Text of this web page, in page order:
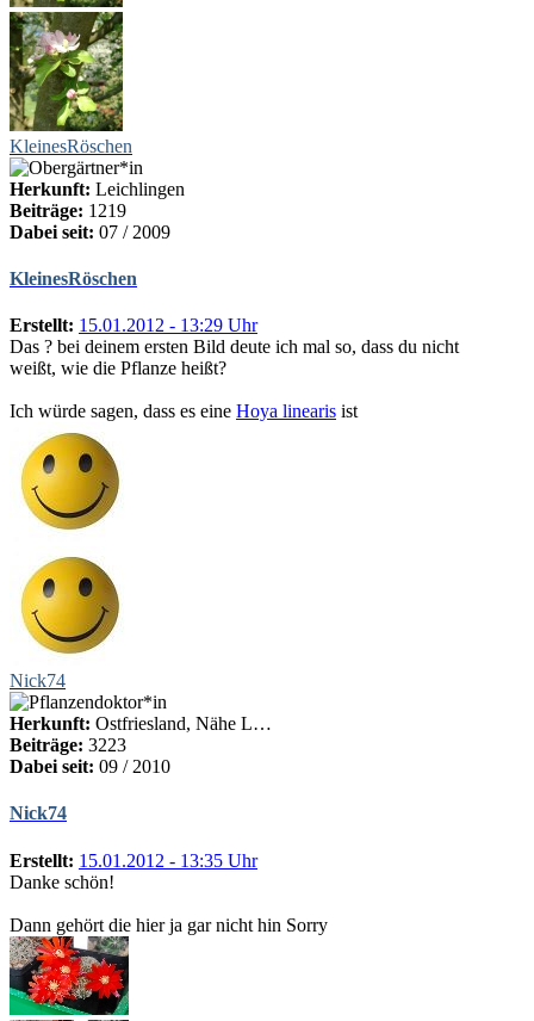
KleinesRöschen
Herkunft: Leichlingen
Beiträge: 1219
Dabei seit: 07 / 2009
KleinesRöschen
Erstellt: 15.01.2012 - 13:29 Uhr
Das ? bei deinem ersten Bild deute ich mal so, dass du nicht
weißt, wie die Pflanze heißt?
Ich würde sagen, dass es eine Hoya linearis ist
Nick74
Herkunft: Ostfriesland, Nähe L…
Beiträge: 3223
Dabei seit: 09 / 2010
Nick74
Erstellt: 15.01.2012 - 13:35 Uhr
Danke schön!
Dann gehört die hier ja gar nicht hin Sorry